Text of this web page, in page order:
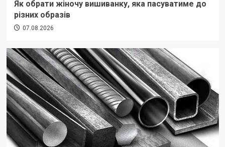
Як обрати жіночу вишиванку, яка пасуватиме до
різних образів
07.08.2026